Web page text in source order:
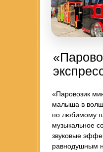
«Паровозик
малыша в
по любимому
музыкальное
звуковые
равнодушным